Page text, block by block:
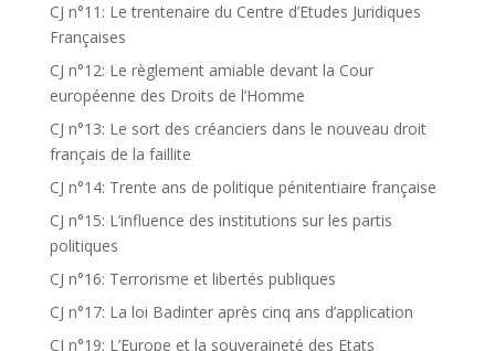
CJ n°11: Le trentenaire du Centre d’Etudes Juridiques
Françaises
CJ n°12: Le règlement amiable devant la Cour
européenne des Droits de l’Homme
CJ n°13: Le sort des créanciers dans le nouveau droit
français de la faillite
CJ n°14: Trente ans de politique pénitentiaire française
CJ n°15: L’influence des institutions sur les partis
politiques
CJ n°16: Terrorisme et libertés publiques
CJ n°17: La loi Badinter après cinq ans d’application
CJ n°19: L’Europe et la souveraineté des Etats